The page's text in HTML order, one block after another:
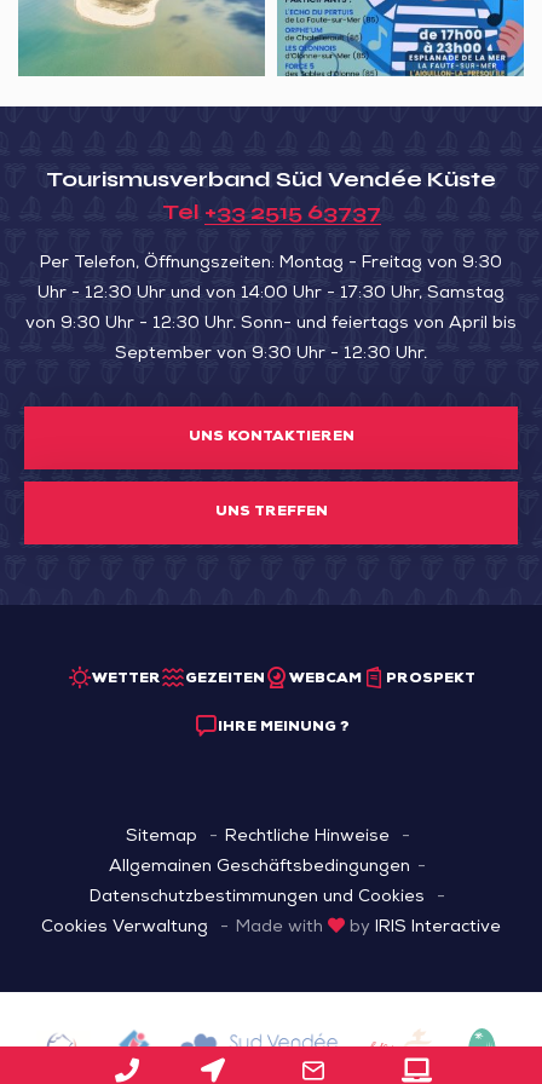
„Les
Grandes
Tourismusverband Süd Vendée Küste
Tel +33 2515 63737
Per Telefon, Öffnungszeiten: Montag - Freitag von 9:30
Uhr - 12:30 Uhr und von 14:00 Uhr - 17:30 Uhr, Samstag
von 9:30 Uhr - 12:30 Uhr. Sonn- und feiertags von April bis
September von 9:30 Uhr - 12:30 Uhr.
UNS KONTAKTIEREN
UNS TREFFEN
WETTER GEZEITEN WEBCAM PROSPEKT
IHRE MEINUNG ?
Sitemap
Rechtliche Hinweise
Allgemainen Geschäftsbedingungen
Datenschutzbestimmungen und Cookies
Cookies Verwaltung
Made with by IRIS Interactive